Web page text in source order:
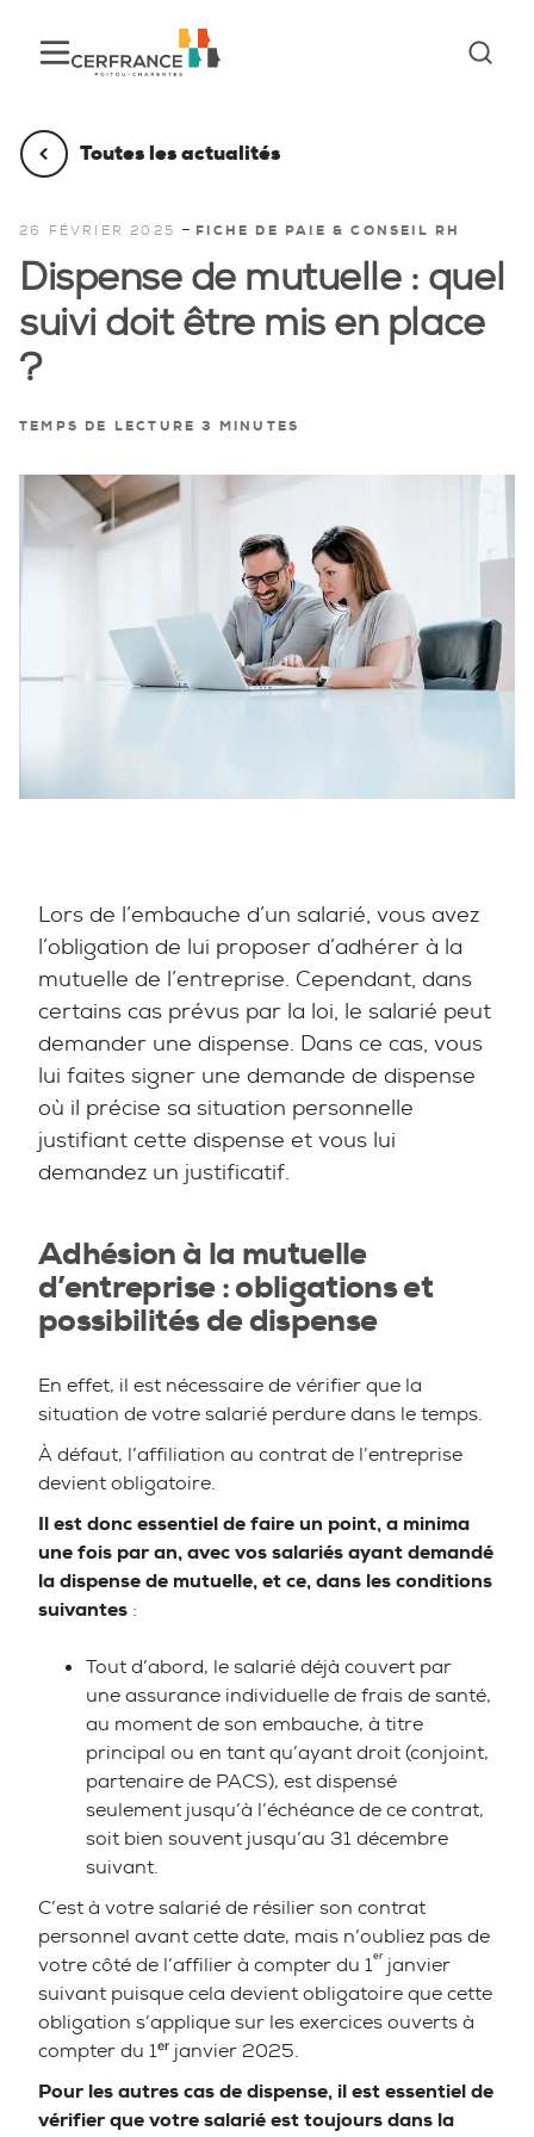
Toutes les actualités
26 FÉVRIER 2025 - FICHE DE PAIE & CONSEIL RH
Dispense de mutuelle : quel
suivi doit être mis en place
?
TEMPS DE LECTURE 3 MINUTES
Lors de l’embauche d’un salarié, vous avez
l’obligation de lui proposer d’adhérer à la
mutuelle de l’entreprise. Cependant, dans
certains cas prévus par la loi, le salarié peut
demander une dispense. Dans ce cas, vous
lui faites signer une demande de dispense
où il précise sa situation personnelle
justifiant cette dispense et vous lui
demandez un justificatif.
Adhésion à la mutuelle
d’entreprise : obligations et
possibilités de dispense
En effet, il est nécessaire de vérifier que la
situation de votre salarié perdure dans le temps.
À défaut, l’affiliation au contrat de l’entreprise
devient obligatoire.
Il est donc essentiel de faire un point, a minima
une fois par an, avec vos salariés ayant demandé
la dispense de mutuelle, et ce, dans les conditions
suivantes :
Tout d’abord, le salarié déjà couvert par
une assurance individuelle de frais de santé,
au moment de son embauche, à titre
principal ou en tant qu’ayant droit (conjoint,
partenaire de PACS), est dispensé
seulement jusqu’à l’échéance de ce contrat,
soit bien souvent jusqu’au 31 décembre
suivant.
C’est à votre salarié de résilier son contrat
personnel avant cette date, mais n’oubliez pas de
votre côté de l’affilier à compter du 1ᵉʳ janvier
suivant puisque cela devient obligatoire que cette
obligation s’applique sur les exercices ouverts à
compter du 1ᵉʳ janvier 2025.
Pour les autres cas de dispense, il est essentiel de
vérifier que votre salarié est toujours dans la